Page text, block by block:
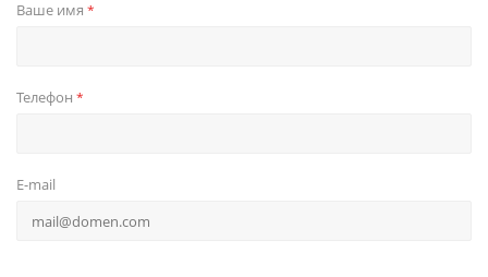
Ваше имя *
Телефон *
E-mail